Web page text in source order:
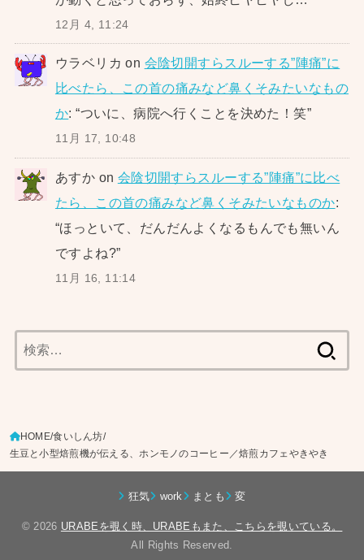
12月 4, 11:24
ウラベリカ on 会陰切開すらスルーする”陣痛”に
比べたら、この首の痛みなど鼻くそみたいなもの
か: “ついに、病院へ行くことを決めた！笑”
11月 17, 10:48
あすか on 会陰切開すらスルーする”陣痛”に比べ
たら、この首の痛みなど鼻くそみたいなものか:
“ほっといて、だんだんよくなるもんでも無いん
ですよね?”
11月 16, 11:14
索:
HOME 食いしん坊
生豆と小型焙煎機が伝える、ホンモノのコーヒー／焙煎カフェやきやき
狂気 work まとも 変
© 2026 URABEを覗く時、URABEもまた、こちらを覗いている。
All Rights Reserved.